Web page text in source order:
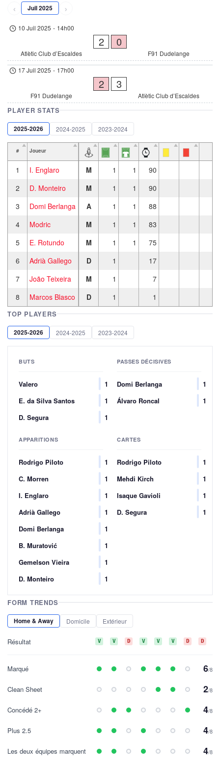
‹ Juil 2025 ›
10 Juil 2025 - 14h00
Atlètic Club d’Escaldes
2 0
F91 Dudelange
17 Juil 2025 - 17h00
F91 Dudelange
2 3
Atlètic Club d’Escaldes
PLAYER STATS
2025-2026 2024-2025 2023-2024
# Joueur
1 I. Englaro M 1 1
90
2
D. Monteiro M 1 1
90
3
Domi Berlanga A 1 1
88
4
Modric M 1 1
83
5
E. Rotundo M 1 1
75
6
Adrià Gallego D 1
17
7
João Teixeira M 1
7
8
Marcos Blasco D 1 1
TOP PLAYERS
2025-2026 2024-2025 2023-2024
BUTS
Valero
1
E. da Silva Santos
1
D. Segura
1
PASSES DÉCISIVES
Domi Berlanga
1
Álvaro Roncal
1
APPARITIONS
Rodrigo Piloto
1
C. Morren
1
I. Englaro
1
Adrià Gallego
1
Domi Berlanga
1
B. Muratović
1
Gemelson Vieira
1
D. Monteiro
1
CARTES
Rodrigo Piloto
1
Mehdi Kirch
1
Isaque Gavioli
1
D. Segura
1
FORM TRENDS
Home & Away Domicile Extérieur
Résultat V V D V V V D D
Marqué 6/8
Clean Sheet 2/8
Concédé 2+ 4/8
Plus 2.5 4/8
Les deux équipes marquent 4/8